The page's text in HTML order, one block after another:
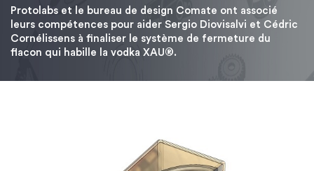
Protolabs et le bureau de design Comate ont associé
leurs compétences pour aider Sergio Diovisalvi et Cédric
Cornélissens à finaliser le système de fermeture du
flacon qui habille la vodka XAU®.